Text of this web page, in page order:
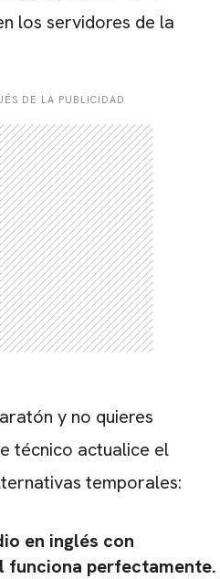
los servidores de la
DE LA PUBLICIDAD
y no quieres
técnico actualice el
temporales:
en inglés con
funciona perfectamente.